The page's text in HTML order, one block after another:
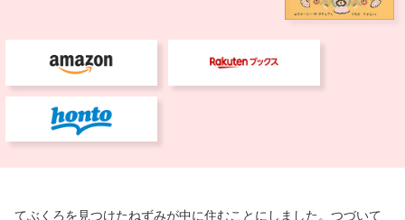
てぶくろを見つけたねずみが中に住むことにしました。つづいて